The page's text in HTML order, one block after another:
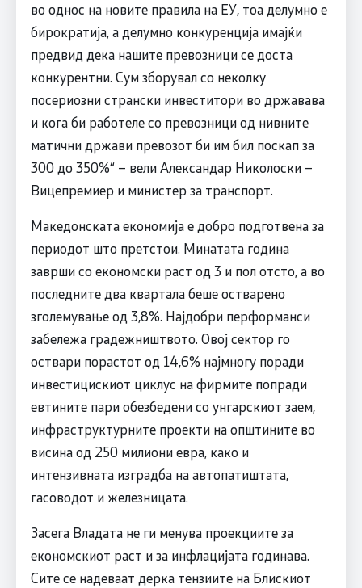
во однос на новите правила на ЕУ, тоа делумно е
бирократија, а делумно конкуренција имајќи
предвид дека нашите превозници се доста
конкурентни. Сум зборувал со неколку
посериозни странски инвеститори во државава
и кога би работеле со превозници од нивните
матични држави превозот би им бил поскап за
300 до 350%“ – вели Александар Николоски –
Вицепремиер и министер за транспорт.
Македонската економија е добро подготвена за
периодот што претстои. Минатата година
заврши со економски раст од 3 и пол отсто, а во
последните два квартала беше остварено
зголемување од 3,8%. Најдобри перформанси
забележа градежништвото. Овој сектор го
оствари порастот од 14,6% најмногу поради
инвестицискиот циклус на фирмите попради
евтините пари обезбедени со унгарскиот заем,
инфраструктурните проекти на општините во
висина од 250 милиони евра, како и
интензивната изградба на автопатиштата,
гасоводот и железницата.
Засега Владата не ги менува проекциите за
економскиот раст и за инфлацијата годинава.
Сите се надеваат дерка тензиите на Блискиот